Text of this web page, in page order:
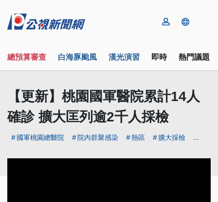
總預算審查 白海豚颱風 漢光演習 即時 熱門議題
【更新】桃園國軍醫院累計14人
確診 擴大匡列逾2千人採檢
國軍桃園總醫院 院內群聚感染 熱區 擴大採檢 ...